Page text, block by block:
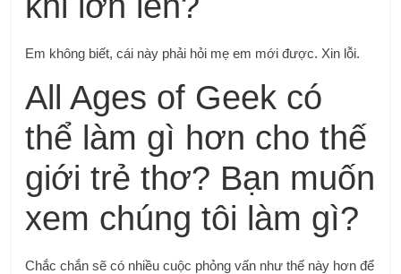
Em không biết, cái này phải hỏi mẹ em mới được. Xin lỗi.
All Ages of Geek có
thể làm gì hơn cho thế
giới trẻ thơ? Bạn muốn
xem chúng tôi làm gì?
Chắc chắn sẽ có nhiều cuộc phỏng vấn như thế này hơn để